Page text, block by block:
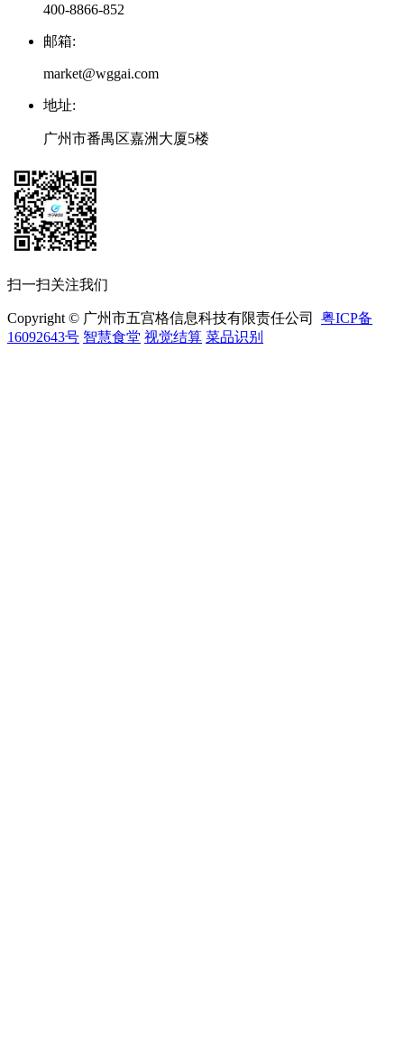
400-8866-852
邮箱:
market@wggai.com
地址:
广州市番禺区嘉洲大厦5楼
扫一扫关注我们
Copyright © 广州市五宫格信息科技有限责任公司 粤ICP备
16092643号 智慧食堂 视觉结算 菜品识别